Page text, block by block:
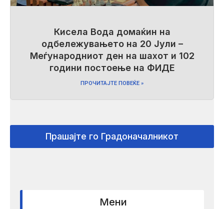
Кисела Вода домаќин на
одбележувањето на 20 Јули –
Меѓународниот ден на шахот и 102
години постоење на ФИДЕ
ПРОЧИТАЈТЕ ПОВЕЌЕ »
Прашајте го Градоначалникот
Мени